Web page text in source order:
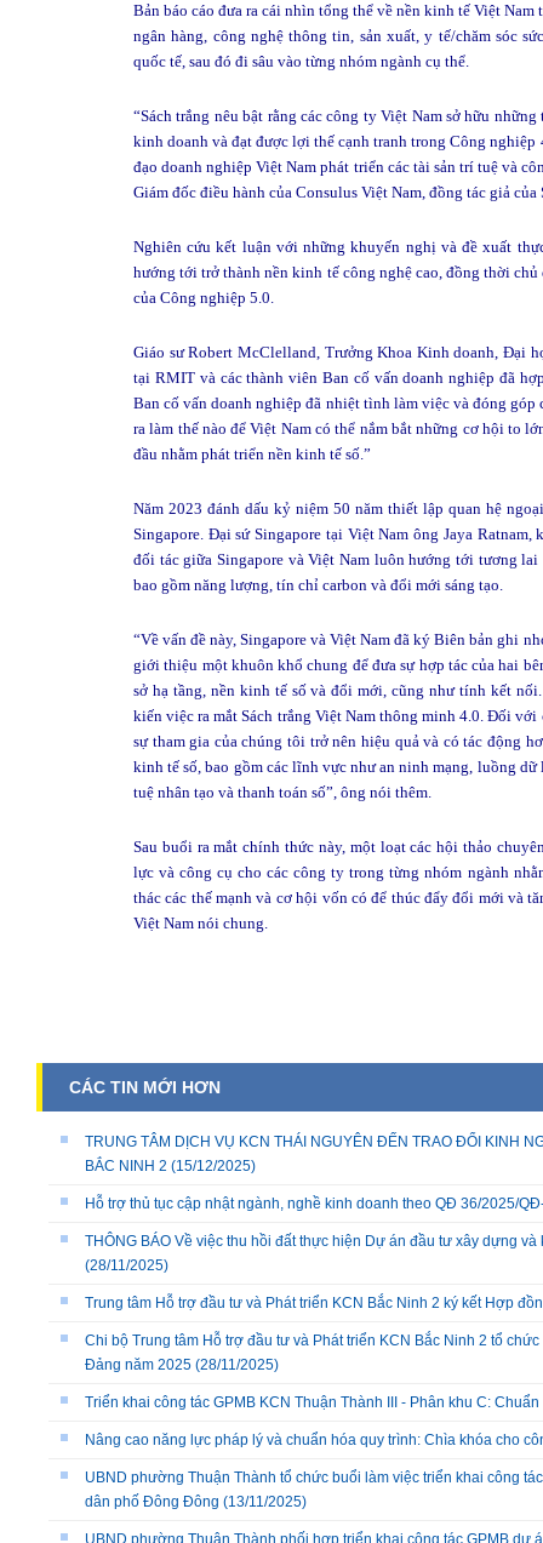
Bản báo cáo đưa ra cái nhìn tổng thể về nền kinh tế Việt
ngân hàng, công nghệ thông tin, sản xuất, y tế/chăm sóc
quốc tế, sau đó đi sâu vào từng nhóm ngành cụ thể.
“Sách trắng nêu bật rằng các công ty Việt Nam sở hữu
kinh doanh và đạt được lợi thế cạnh tranh trong Công
đạo doanh nghiệp Việt Nam phát triển các tài sản trí tuệ và
Giám đốc điều hành của Consulus Việt Nam, đồng tác giả
Nghiên cứu kết luận với những khuyến nghị và đề xuất
hướng tới trở thành nền kinh tế công nghệ cao, đồng thời
của Công nghiệp 5.0.
Giáo sư Robert McClelland, Trưởng Khoa Kinh doanh, Đại
tại RMIT và các thành viên Ban cố vấn doanh nghiệp đã
Ban cố vấn doanh nghiệp đã nhiệt tình làm việc và đóng
ra làm thế nào để Việt Nam có thể nắm bắt những cơ hội to
đầu nhằm phát triển nền kinh tế số.”
Năm 2023 đánh dấu kỷ niệm 50 năm thiết lập quan hệ
Singapore. Đại sứ Singapore tại Việt Nam ông Jaya
đối tác giữa Singapore và Việt Nam luôn hướng tới tương
bao gồm năng lượng, tín chỉ carbon và đổi mới sáng tạo.
“Về vấn đề này, Singapore và Việt Nam đã ký Biên bản ghi
giới thiệu một khuôn khổ chung để đưa sự hợp tác của hai
sở hạ tầng, nền kinh tế số và đổi mới, cũng như tính kết
kiến việc ra mắt Sách trắng Việt Nam thông minh 4.0. Đối
sự tham gia của chúng tôi trở nên hiệu quả và có tác động
kinh tế số, bao gồm các lĩnh vực như an ninh mạng, luồng
tuệ nhân tạo và thanh toán số”, ông nói thêm.
Sau buổi ra mắt chính thức này, một loạt các hội thảo
lực và công cụ cho các công ty trong từng nhóm ngành
thác các thế mạnh và cơ hội vốn có để thúc đẩy đổi mới và
Việt Nam nói chung.
CÁC TIN MỚI HƠN
TRUNG TÂM DỊCH VỤ KCN THÁI NGUYÊN ĐẾN TRAO ĐỔI KINH
BẮC NINH 2 (15/12/2025)
Hỗ trợ thủ tục cập nhật ngành, nghề kinh doanh theo QĐ 36/2025/
THÔNG BÁO Về việc thu hồi đất thực hiện Dự án đầu tư xây dựng
(28/11/2025)
Trung tâm Hỗ trợ đầu tư và Phát triển KCN Bắc Ninh 2 ký kết Hợp
Chi bộ Trung tâm Hỗ trợ đầu tư và Phát triển KCN Bắc Ninh 2 tổ
Đảng năm 2025 (28/11/2025)
Triển khai công tác GPMB KCN Thuận Thành III - Phân khu C:
Nâng cao năng lực pháp lý và chuẩn hóa quy trình: Chìa khóa cho
UBND phường Thuận Thành tổ chức buổi làm việc triển khai công
dân phố Đông Đông (13/11/2025)